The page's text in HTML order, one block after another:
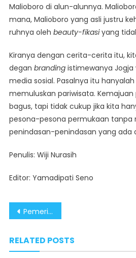
Malioboro di alun-alunnya.
mana, Malioboro yang asli justru
ruhnya oleh beauty-fikasiyang
Kiranya dengan cerita-cerita itu,
degan brandingistimewanya Jogja
media sosial. Pasalnya itu
memuluskan pariwisata.
bagus, tapi tidak cukup jika kita
pesona-pesona permukaan tanpa
penindasan-penindasan yang ada
Penulis: Wiji Nurasih
Editor: Yamadipati Seno
Post
Pemerintahan Prabowo Subianto Ajak Partisipasi Masyarakat dalam Penanganan Judi Online dan Pemberantasan Narkoba
RELATED POSTS